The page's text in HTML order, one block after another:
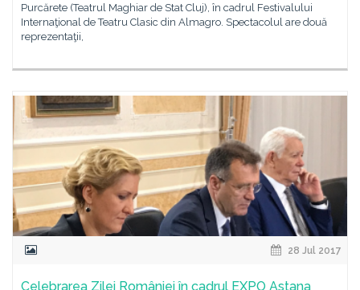
Purcărete (Teatrul Maghiar de Stat Cluj), în cadrul Festivalului
Internaţional de Teatru Clasic din Almagro. Spectacolul are două
reprezentaţii,
28 Jul 2017
Celebrarea Zilei României în cadrul EXPO Astana